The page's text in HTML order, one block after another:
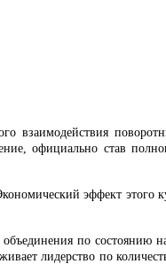
взаимодействия
официально став
эффект этого
по состоянию
лидерство по